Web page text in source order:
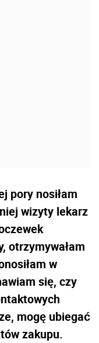
pory nosiłam
wizyty lekarz
otrzymywałam
w
się, czy
mogę ubiegać
zakupu.